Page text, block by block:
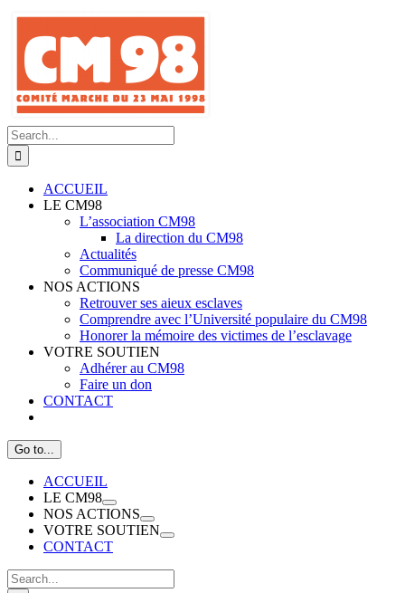
Skip
content
Search
for:
ACCUEIL
LE CM98
L’association CM98
La direction du CM98
Actualités
Communiqué de presse CM98
NOS ACTIONS
Retrouver ses aieux esclaves
Comprendre avec l’Université populaire du CM98
Honorer la mémoire des victimes de l’esclavage
VOTRE SOUTIEN
Adhérer au CM98
Faire un don
CONTACT
Go to...
ACCUEIL
LE CM98
NOS ACTIONS
VOTRE SOUTIEN
CONTACT
Search